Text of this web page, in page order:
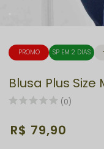
PROMO SP EM 2 DIAS
Blusa Plus
(0)
R$ 79,90